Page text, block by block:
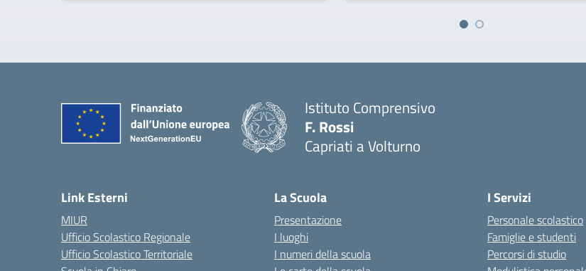
Istituto Comprensivo
F. Rossi
Capriati a Volturno
Link Esterni
MIUR
Ufficio Scolastico Regionale
Ufficio Scolastico Territoriale
La Scuola
Presentazione
I luoghi
I numeri della scuola
I Servizi
Personale scolastico
Famiglie e studenti
Percorsi di studio